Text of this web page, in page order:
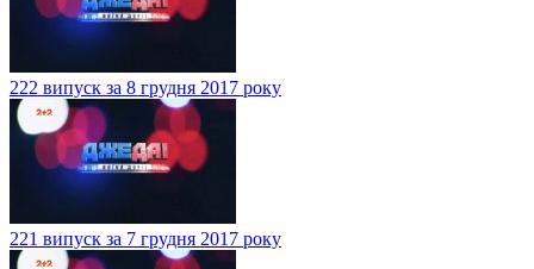
222 випуск за 8 грудня 2017 року
221 випуск за 7 грудня 2017 року